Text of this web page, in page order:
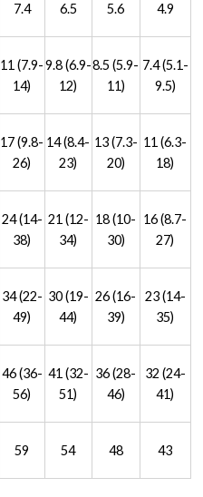
7.4 6.5 5.6 4.9
11 (7.9-
14)
9.8 (6.9-
12)
8.5 (5.9-
11)
7.4 (5.1-
9.5)
17 (9.8-
26)
14 (8.4-
23)
13 (7.3-
20)
11 (6.3-
18)
24 (14-
38)
21 (12-
34)
18 (10-
30)
16 (8.7-
27)
34 (22-
49)
30 (19-
44)
26 (16-
39)
23 (14-
35)
46 (36-
56)
41 (32-
51)
36 (28-
46)
32 (24-
41)
59 54 48 43